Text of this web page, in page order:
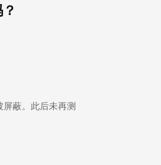
蔽。此后未再测